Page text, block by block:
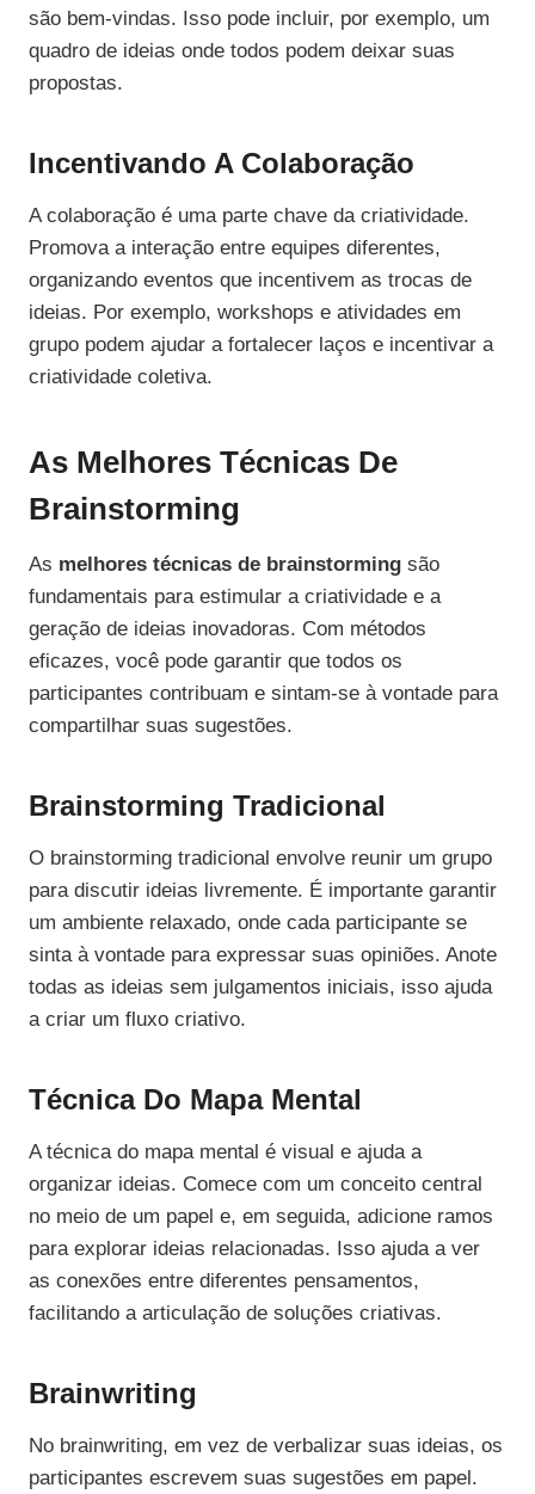
são bem-vindas. Isso pode incluir, por exemplo, um
quadro de ideias onde todos podem deixar suas
propostas.
Incentivando A Colaboração
A colaboração é uma parte chave da criatividade.
Promova a interação entre equipes diferentes,
organizando eventos que incentivem as trocas de
ideias. Por exemplo, workshops e atividades em
grupo podem ajudar a fortalecer laços e incentivar a
criatividade coletiva.
As Melhores Técnicas De
Brainstorming
As melhores técnicas de brainstorming são
fundamentais para estimular a criatividade e a
geração de ideias inovadoras. Com métodos
eficazes, você pode garantir que todos os
participantes contribuam e sintam-se à vontade para
compartilhar suas sugestões.
Brainstorming Tradicional
O brainstorming tradicional envolve reunir um grupo
para discutir ideias livremente. É importante garantir
um ambiente relaxado, onde cada participante se
sinta à vontade para expressar suas opiniões. Anote
todas as ideias sem julgamentos iniciais, isso ajuda
a criar um fluxo criativo.
Técnica Do Mapa Mental
A técnica do mapa mental é visual e ajuda a
organizar ideias. Comece com um conceito central
no meio de um papel e, em seguida, adicione ramos
para explorar ideias relacionadas. Isso ajuda a ver
as conexões entre diferentes pensamentos,
facilitando a articulação de soluções criativas.
Brainwriting
No brainwriting, em vez de verbalizar suas ideias, os
participantes escrevem suas sugestões em papel.